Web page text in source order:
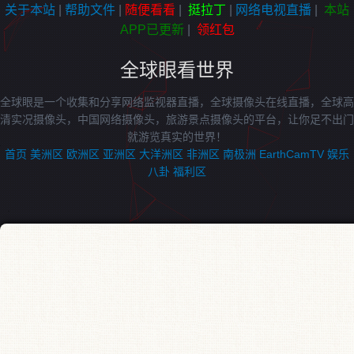
关于本站 帮助文件 随便看看 挺拉丁 网络电视直播
本站
APP已更新| 领红包
全球眼看世界
全球眼是一个收集和分享网络监视器直播，全球摄像头在线直播，全球高
清实况摄像头，中国网络摄像头，旅游景点摄像头的平台，让你足不出门
就游览真实的世界！
首页 美洲区 欧洲区 亚洲区 大洋洲区 非洲区 南极洲 EarthCamTV 娱乐
八卦 福利区